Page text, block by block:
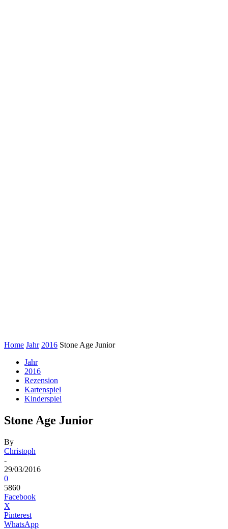
Home Jahr 2016 Stone Age Junior
Jahr
2016
Rezension
Kartenspiel
Kinderspiel
Stone Age Junior
By
Christoph
-
29/03/2016
0
5860
Facebook
X
Pinterest
WhatsApp